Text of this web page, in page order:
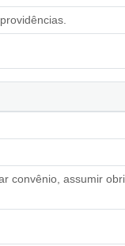
convênio, assumir